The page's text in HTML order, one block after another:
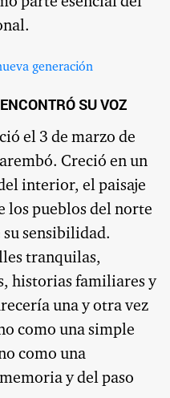
SU VOZ
el 3 de marzo de
Creció en un
interior, el paisaje
los pueblos del norte
sensibilidad.
tranquilas,
historias familiares y
una y otra vez
como una simple
como una
y del paso